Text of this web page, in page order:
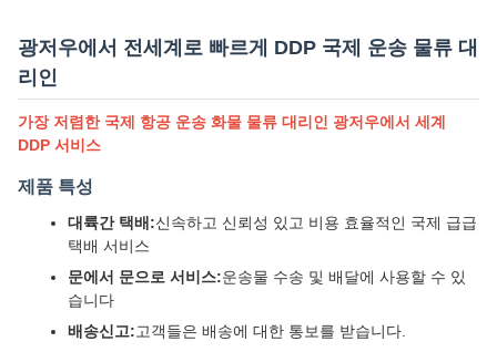
광저우에서 전세계로 빠르게 DDP 국제 운송 물류 대
리인
가장 저렴한 국제 항공 운송 화물 물류 대리인 광저우에서 세계
DDP 서비스
제품 특성
대륙간 택배:신속하고 신뢰성 있고 비용 효율적인 국제 급급
택배 서비스
문에서 문으로 서비스:운송물 수송 및 배달에 사용할 수 있
습니다
배송신고:고객들은 배송에 대한 통보를 받습니다.